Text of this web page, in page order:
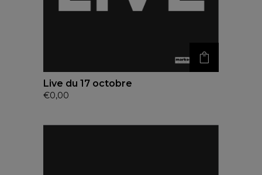
Live du 17 octobre
€0,00